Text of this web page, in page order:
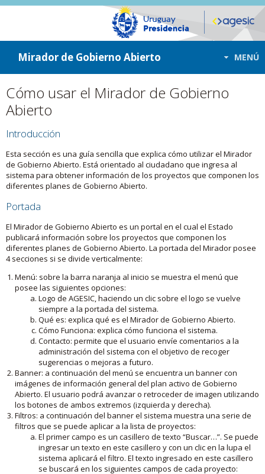
ir a contenido
ir al menú
Mirador de Gobierno Abierto MENÚ
Cómo usar el Mirador de Gobierno
Abierto
Introducción
Esta sección es una guía sencilla que explica cómo utilizar el Mirador
de Gobierno Abierto. Está orientado al ciudadano que ingresa al
sistema para obtener información de los proyectos que componen los
diferentes planes de Gobierno Abierto.
Portada
El Mirador de Gobierno Abierto es un portal en el cual el Estado
publicará información sobre los proyectos que componen los
diferentes planes de Gobierno Abierto. La portada del Mirador posee
4 secciones si se divide verticalmente:
Menú: sobre la barra naranja al inicio se muestra el menú que
posee las siguientes opciones:
Logo de AGESIC, haciendo un clic sobre el logo se vuelve
siempre a la portada del sistema.
Qué es: explica qué es el Mirador de Gobierno Abierto.
Cómo Funciona: explica cómo funciona el sistema.
Contacto: permite que el usuario envíe comentarios a la
administración del sistema con el objetivo de recoger
sugerencias o mejoras a futuro.
Banner: a continuación del menú se encuentra un banner con
imágenes de información general del plan activo de Gobierno
Abierto. El usuario podrá avanzar o retroceder de imagen utilizando
los botones de ambos extremos (izquierda y derecha).
Filtros: a continuación del banner el sistema muestra una serie de
filtros que se puede aplicar a la lista de proyectos:
El primer campo es un casillero de texto “Buscar…”. Se puede
ingresar un texto en este casillero y con un clic en la lupa el
sistema aplicará el filtro. El texto ingresado en este casillero
se buscará en los siguientes campos de cada proyecto: